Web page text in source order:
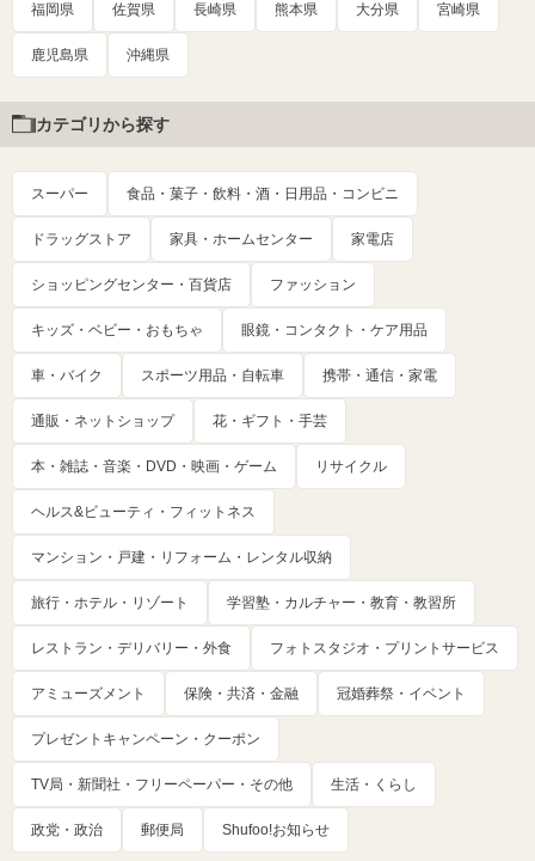
福岡県 佐賀県 長崎県 熊本県 大分県 宮崎県
鹿児島県 沖縄県
カテゴリから探す
スーパー 食品・菓子・飲料・酒・日用品・コンビニ
ドラッグストア 家具・ホームセンター 家電店
ショッピングセンター・百貨店 ファッション
キッズ・ベビー・おもちゃ 眼鏡・コンタクト・ケア用品
車・バイク スポーツ用品・自転車 携帯・通信・家電
通販・ネットショップ 花・ギフト・手芸
本・雑誌・音楽・DVD・映画・ゲーム リサイクル
ヘルス&ビューティ・フィットネス
マンション・戸建・リフォーム・レンタル収納
旅行・ホテル・リゾート 学習塾・カルチャー・教育・教習所
レストラン・デリバリー・外食 フォトスタジオ・プリントサービス
アミューズメント 保険・共済・金融 冠婚葬祭・イベント
プレゼントキャンペーン・クーポン
TV局・新聞社・フリーペーパー・その他 生活・くらし
政党・政治 郵便局 Shufoo!お知らせ